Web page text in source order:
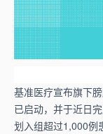
基准医疗宣布旗下
已启动，并于近日
划入组超过1,000例